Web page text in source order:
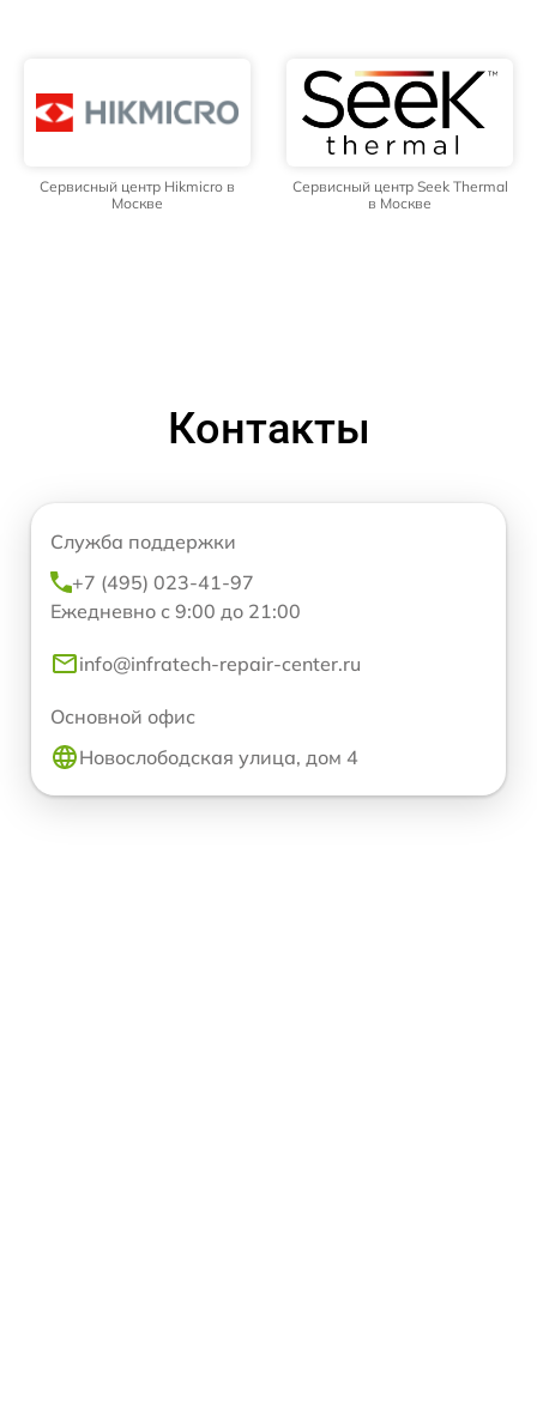
Сервисный центр Hikmicro в
Москве
Сервисный центр Seek Thermal
в Москве
Контакты
Служба поддержки
+7 (495) 023-41-97
Ежедневно с 9:00 до 21:00
info@infratech-repair-center.ru
Основной офис
Новослободская улица, дом 4